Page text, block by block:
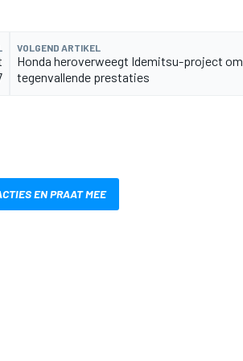
VOLGEND ARTIKEL
Honda heroverweegt Idemitsu-project om
tegenvallende prestaties
EN PRAAT MEE